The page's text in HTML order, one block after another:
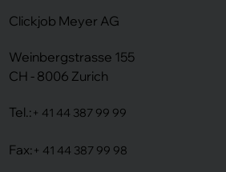
Clickjob Meyer AG
Weinbergstrasse 155
CH - 8006 Zurich
Tel.: + 41 44 387 99 99
Fax: + 41 44 387 99 98